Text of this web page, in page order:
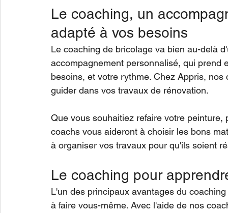
Le coaching, un
adapté à vos besoins
Le coaching de bricolage va bien au-delà
accompagnement personnalisé, qui
besoins, et votre rythme. Chez Appris,
guider dans vos travaux de rénovation.
Que vous souhaitiez refaire votre
coachs vous aideront à choisir les bons
à organiser vos travaux pour qu'ils soient
Le coaching pour
L'un des principaux avantages du
à faire vous-même. Avec l'aide de nos